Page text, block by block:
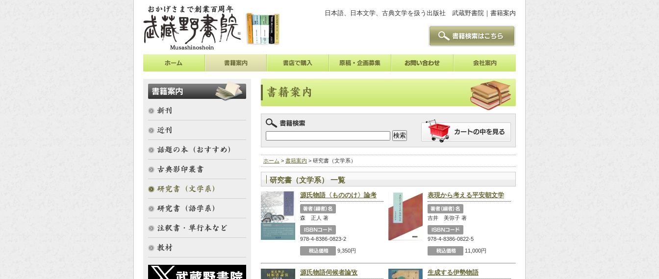
日本語、日本文学、古典文学を扱う出版社 武蔵野書院｜書籍案内
ホーム > 書籍案内 > 研究書（文学系）
研究書（文学系） 一覧
源氏物語〈もののけ〉論考
森 正人 著
978-4-8386-0823-2
9,350円
表現から考える平安朝文学
吉井 美弥子 著
978-4-8386-0822-5
11,000円
源氏物語伺候者論攷 生成する伊勢物語